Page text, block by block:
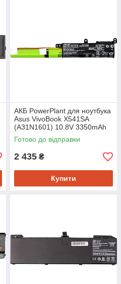
АКБ PowerPlant для ноутбука
Asus VivoBook X541SA
(A31N1601) 10.8V 3350mAh
(NB431182)
Готово до відправки
2 435 ₴
Купити